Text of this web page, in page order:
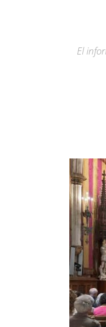
El